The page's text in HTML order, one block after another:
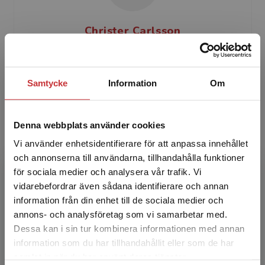
Samtycke Information Om
Denna webbplats använder cookies
Vi använder enhetsidentifierare för att anpassa innehållet
och annonserna till användarna, tillhandahålla funktioner
för sociala medier och analysera vår trafik. Vi
vidarebefordrar även sådana identifierare och annan
information från din enhet till de sociala medier och
annons- och analysföretag som vi samarbetar med.
Dessa kan i sin tur kombinera informationen med annan
information som du har tillhandahållit eller som de har
Begränsad fraktregion
Det verkar som att du besöker
Christer Carlsson
Christer Carlsson är med. dr., narkosläkare och
arbetat kliniskt både forsknings- och
utbildningsmässigt ...
Lilleba Anckers
Lilleba Anckers är leg. sjuksköterska och leg.